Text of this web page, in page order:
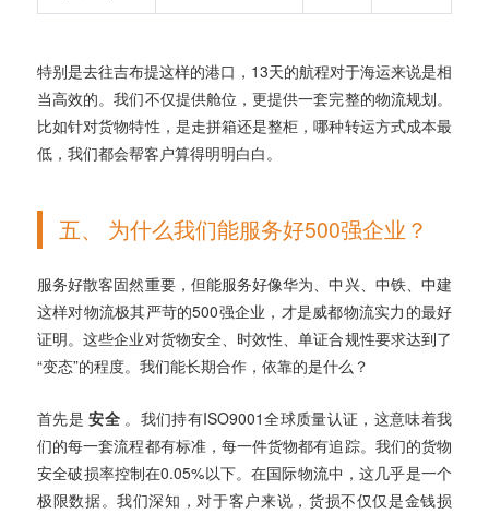
特别是去往吉布提这样的港口，13天的航程对于海运来说是相
当高效的。我们不仅提供舱位，更提供一套完整的物流规划。
比如针对货物特性，是走拼箱还是整柜，哪种转运方式成本最
低，我们都会帮客户算得明明白白。
五、 为什么我们能服务好500强企业？
服务好散客固然重要，但能服务好像华为、中兴、中铁、中建
这样对物流极其严苛的500强企业，才是威都物流实力的最好
证明。这些企业对货物安全、时效性、单证合规性要求达到了
“变态”的程度。我们能长期合作，依靠的是什么？
首先是安全 。我们持有ISO9001全球质量认证，这意味着我
们的每一套流程都有标准，每一件货物都有追踪。我们的货物
安全破损率控制在0.05%以下。在国际物流中，这几乎是一个
极限数据。我们深知，对于客户来说，货损不仅仅是金钱损